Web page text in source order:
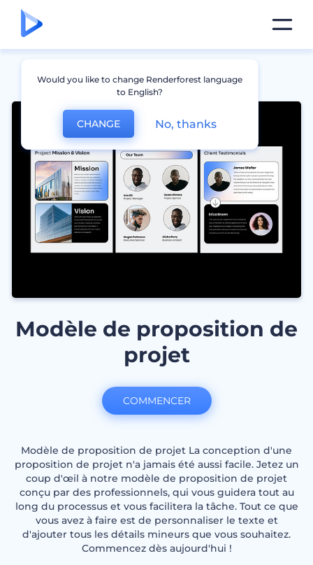
Modèle de proposition de
projet
Modèle de proposition de projet La conception d'une
proposition de projet n'a jamais été aussi facile. Jetez un
coup d'œil à notre modèle de proposition de projet
conçu par des professionnels, qui vous guidera tout au
long du processus et vous facilitera la tâche. Tout ce que
vous avez à faire est de personnaliser le texte et
d'ajouter tous les détails mineurs que vous souhaitez.
Commencez dès aujourd'hui !
COMMENCER
Would you like to change Renderforest language
to English?
CHANGE No, thanks